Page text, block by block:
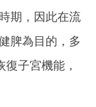
期，因此在流
脾為目的，多
子宮機能，